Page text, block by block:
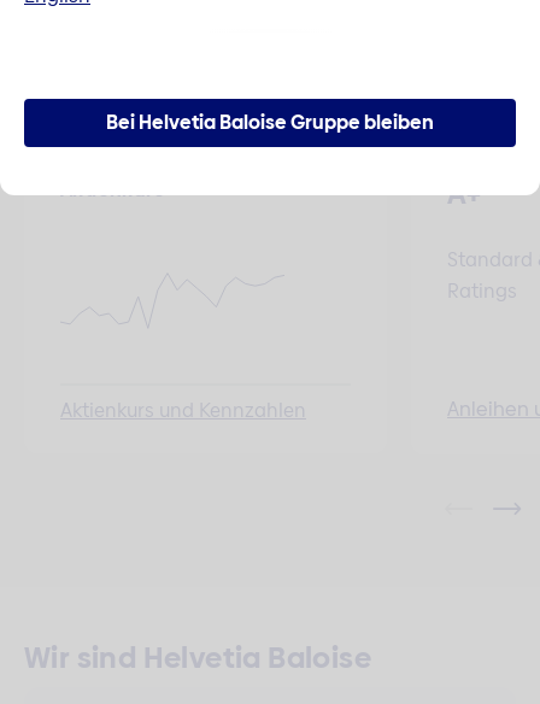
Zahlen und Fakten
Aktienkurs
Aktienkurs und Kennzahlen
A+
Standard
Ratings
Anleihen
Wir sind Helvetia Baloise
Bei Helvetia Baloise Gruppe bleiben